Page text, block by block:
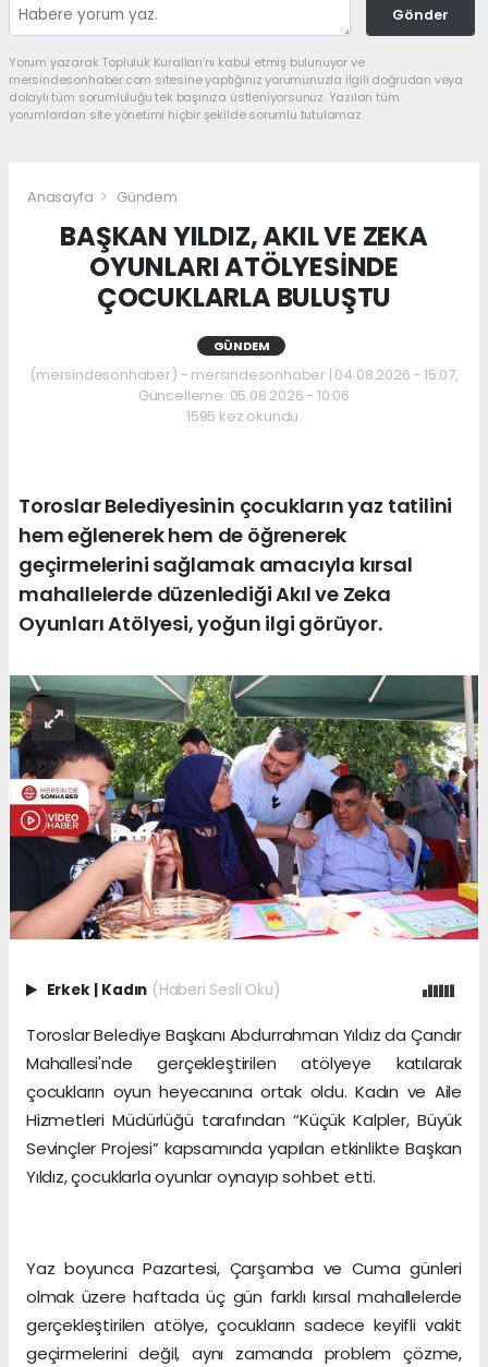
Gönder
Yorum yazarak Topluluk Kuralları’nı kabul etmiş bulunuyor ve
mersindesonhaber.com sitesine yaptığınız yorumunuzla ilgili doğrudan veya
dolaylı tüm sorumluluğu tek başınıza üstleniyorsunuz. Yazılan tüm
yorumlardan site yönetimi hiçbir şekilde sorumlu tutulamaz.
Anasayfa Gündem
BAŞKAN YILDIZ, AKIL VE ZEKA
OYUNLARI ATÖLYESİNDE
ÇOCUKLARLA BULUŞTU
GÜNDEM
(mersindesonhaber) - mersindesonhaber | 04.08.2026 - 15:07,
Güncelleme: 05.08.2026 - 10:06
1595 kez okundu.
Toroslar Belediyesinin çocukların yaz tatilini
hem eğlenerek hem de öğrenerek
geçirmelerini sağlamak amacıyla kırsal
mahallelerde düzenlediği Akıl ve Zeka
Oyunları Atölyesi, yoğun ilgi görüyor.
Erkek | Kadın (Haberi Sesli Oku)
Toroslar Belediye Başkanı Abdurrahman Yıldız da Çandır
Mahallesi'nde gerçekleştirilen atölyeye katılarak
çocukların oyun heyecanına ortak oldu. Kadın ve Aile
Hizmetleri Müdürlüğü tarafından “Küçük Kalpler, Büyük
Sevinçler Projesi” kapsamında yapılan etkinlikte Başkan
Yıldız, çocuklarla oyunlar oynayıp sohbet etti.
Yaz boyunca Pazartesi, Çarşamba ve Cuma günleri
olmak üzere haftada üç gün farklı kırsal mahallelerde
gerçekleştirilen atölye, çocukların sadece keyifli vakit
geçirmelerini değil, aynı zamanda problem çözme,